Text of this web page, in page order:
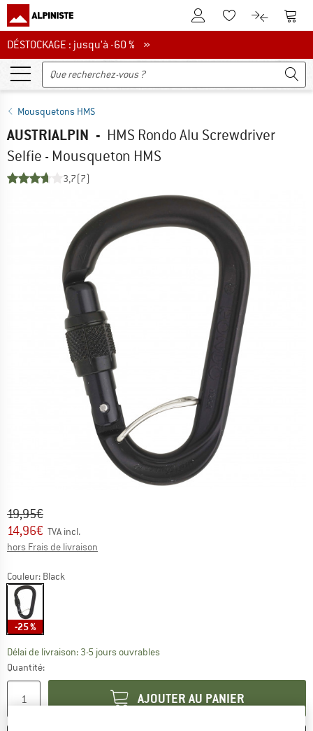
Vers le compte client
Vers la liste
Vers le
DÉSTOCKAGE : jusqu'à -60 %
DÉSTOCKAGE : jusqu'à -60 % »
Mousquetons HMS
AUSTRIALPIN - HMS Rondo Alu Screwdriver
Selfie - Mousqueton HMS
3,7(7)
Prix initial :
19,95€
Prix:
14,96€ TVA incl.
hors Frais de livraison
Couleur: Black
-25 %
Délai de livraison: 3-5 jours ouvrablesLe lien s'ouvre dans une boîte
Quantité:
AJOUTER AU PANIER